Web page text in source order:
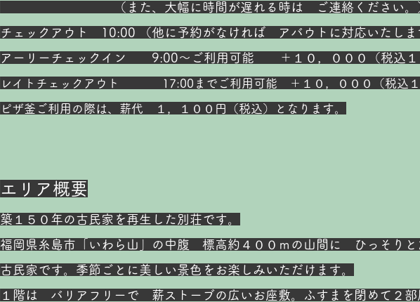
（また、大幅に時間が遅れる時は ご連絡ください。
チェックアウト 10:00 （他に 予約がなければ アバウトに対応いたしま
​アーリーチェックイン 9:00～ご利用可能 ＋１０，０００（税込
レイトチェックアウト 17:00までご利用可能 ＋１０，０００（税込１
​ピザ釜ご利用の際は、薪代 １，１００円（税込）となります。
エリア概要
築１５０年の古民家を再生した別荘です。
福岡県糸島市「いわら山」の中腹 標高約４００ｍの山間に ひっそりと
古民家です。季節ごとに美しい景色をお楽しみいただけます。
１階は バリアフリーで 薪ストーブの広いお座敷。ふすまを閉めて２部